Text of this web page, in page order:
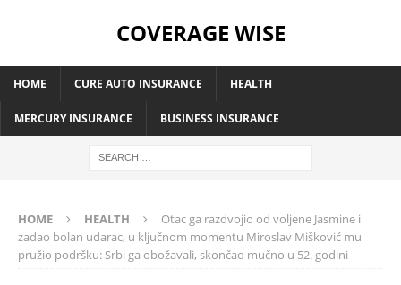
COVERAGE WISE
HOME CURE AUTO INSURANCE HEALTH
MERCURY INSURANCE BUSINESS INSURANCE
HOME HEALTH
Otac ga razdvojio od voljene Jasmine i
zadao bolan udarac, u ključnom momentu Miroslav Mišković mu
pružio podršku: Srbi ga obožavali, skončao mučno u 52. godini